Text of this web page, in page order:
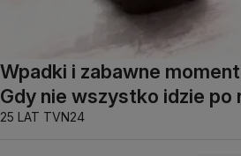
Wpadki i zabawne
Gdy nie wszystko idzie po
25 LAT TVN24